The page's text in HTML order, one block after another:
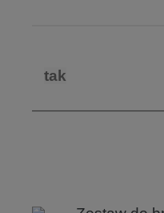
tak